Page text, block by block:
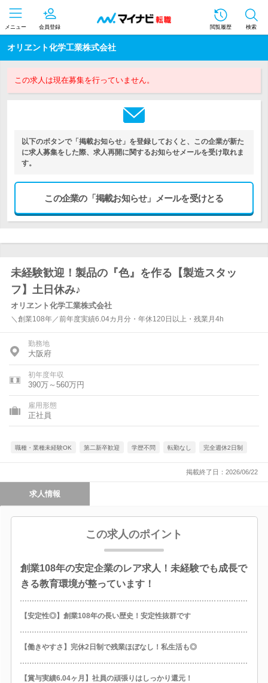
メニュー 会員登録 閲覧履歴 検索
オリヱント化学工業株式会社
この求人は現在募集を行っていません。
以下のボタンで「掲載お知らせ」を登録しておくと、この企業が新た
に求人募集をした際、求人再開に関するお知らせメールを受け取れま
す。
この企業の「掲載お知らせ」メールを受けとる
未経験歓迎！製品の『色』を作る【製造スタッ
フ】土日休み♪
オリヱント化学工業株式会社
＼創業108年／前年度実績6.04カ月分・年休120日以上・残業月4h
勤務地
大阪府
初年度年収
390万～560万円
雇用形態
正社員
職種・業種未経験OK 第二新卒歓迎 学歴不問 転勤なし 完全週休2日制
掲載終了日：2026/06/22
求人情報
この求人のポイント
創業108年の安定企業のレア求人！未経験でも成長で
きる教育環境が整っています！
【安定性◎】創業108年の長い歴史！安定性抜群です
【働きやすさ】完休2日制で残業ほぼなし！私生活も◎
【賞与実績6.04ヶ月】社員の頑張りはしっかり還元！